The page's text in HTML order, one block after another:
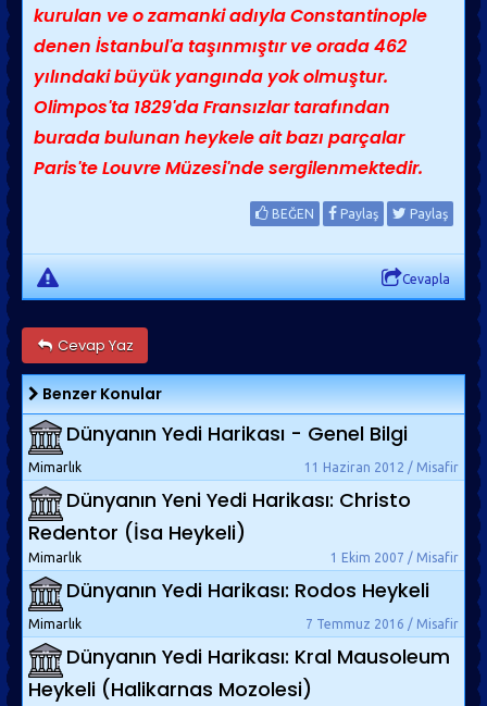
kurulan ve o zamanki adıyla Constantinople
denen İstanbul'a taşınmıştır ve orada 462
yılındaki büyük yangında yok olmuştur.
Olimpos'ta 1829'da Fransızlar tarafından
burada bulunan heykele ait bazı parçalar
Paris'te Louvre Müzesi'nde sergilenmektedir.
BEĞEN Paylaş Paylaş
Cevapla
Cevap Yaz
Benzer Konular
Dünyanın Yedi Harikası - Genel Bilgi
11 Haziran 2012 / Misafir
Mimarlık
Dünyanın Yeni Yedi Harikası: Christo
Redentor (İsa Heykeli)
1 Ekim 2007 / Misafir
Mimarlık
Dünyanın Yedi Harikası: Rodos Heykeli
7 Temmuz 2016 / Misafir
Mimarlık
Dünyanın Yedi Harikası: Kral Mausoleum
Heykeli (Halikarnas Mozolesi)